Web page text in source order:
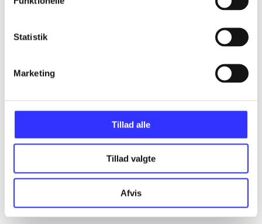
Statistik
Marketing
Tillad alle
Tillad valgte
Afvis
Alle registrerede artikler fordelt på udgivelser
...
...
...